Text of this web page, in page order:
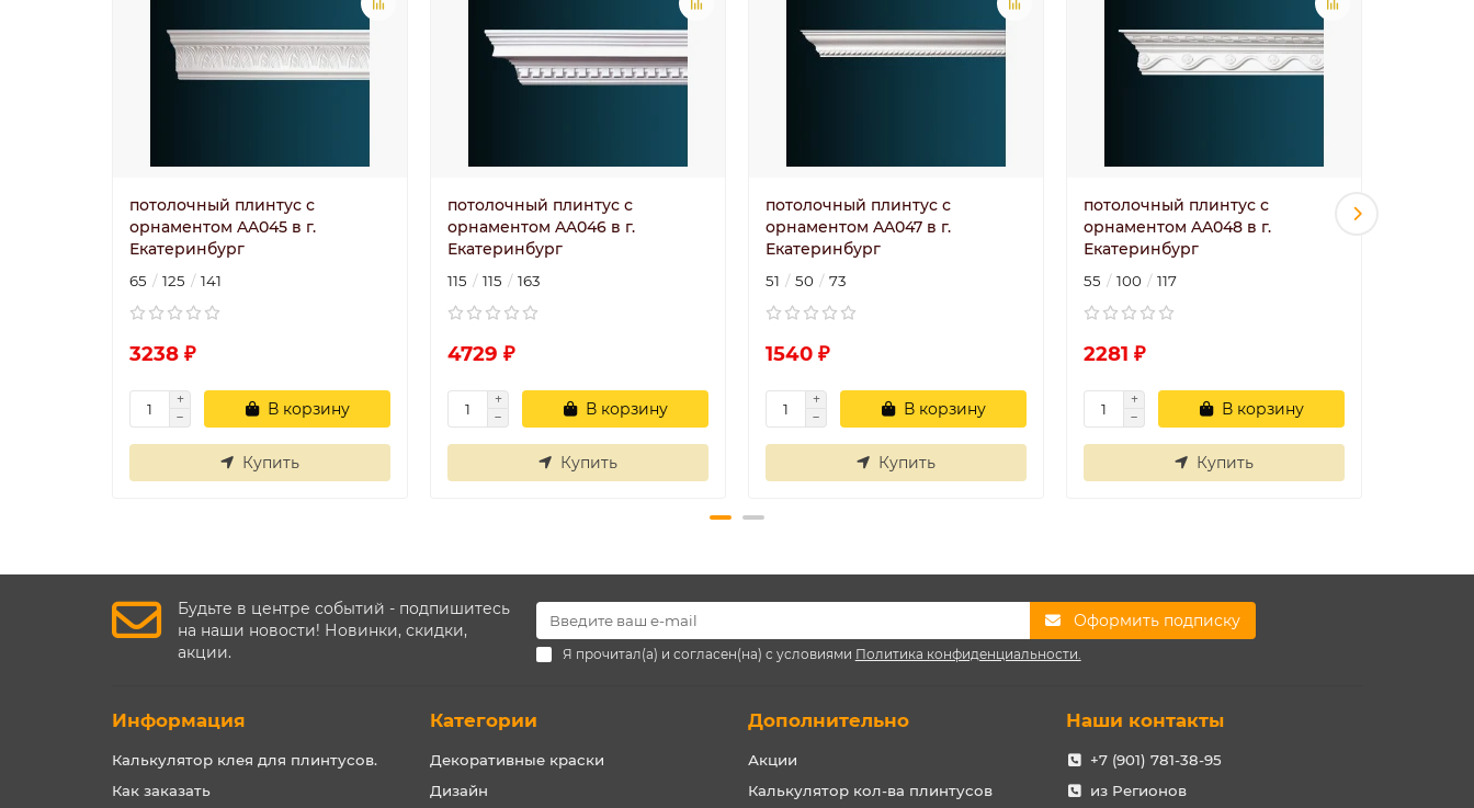
потолочный плинтус с
орнаментом AA045 в г.
Екатеринбург
65 125 141
3238 ₽
В корзину
Купить
потолочный плинтус с
орнаментом AA046 в г.
Екатеринбург
115 115 163
4729 ₽
В корзину
Купить
потолочный плинтус с
орнаментом AA047 в г.
Екатеринбург
51 50 73
1540 ₽
В корзину
Купить
потолочный плинтус с
орнаментом AA048 в г.
Екатеринбург
55 100 117
2281 ₽
В корзину
Купить
Будьте в центре событий - подпишитесь
на наши новости! Новинки, скидки,
акции.
Оформить подписку
Я прочитал(а) и согласен(на) с условиями Политика конфиденциальности.
Информация
Калькулятор клея для плинтусов.
Как заказать
Категории
Декоративные краски
Дизайн
Дополнительно
Акции
Калькулятор кол-ва плинтусов
Наши контакты
+7 (901) 781-38-95
из Регионов